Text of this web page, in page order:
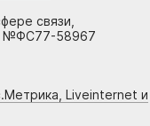
связи,
№ФС77-58967
Liveinternet и